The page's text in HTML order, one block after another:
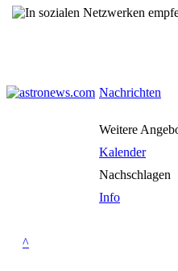
Nachrichten
Weitere
Kalender
Nachschlagen
Info
^